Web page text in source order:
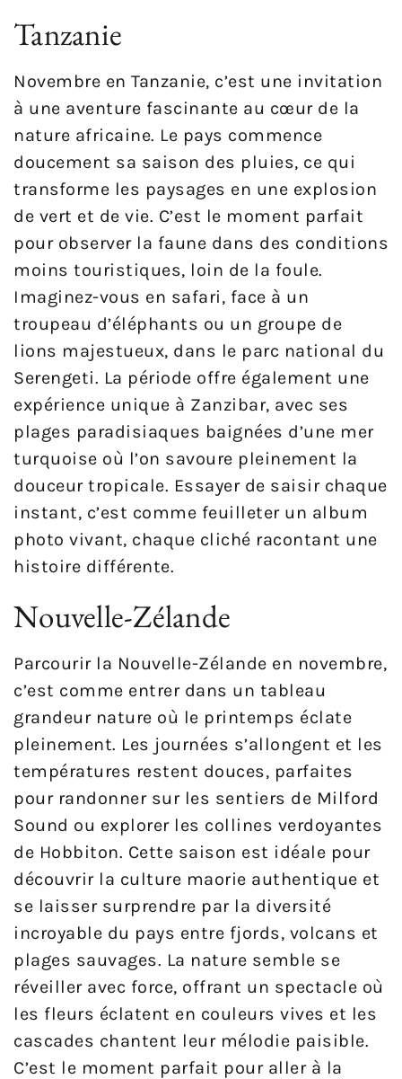
Tanzanie
Novembre en Tanzanie, c’est une invitation
à une aventure fascinante au cœur de la
nature africaine. Le pays commence
doucement sa saison des pluies, ce qui
transforme les paysages en une explosion
de vert et de vie. C’est le moment parfait
pour observer la faune dans des conditions
moins touristiques, loin de la foule.
Imaginez-vous en safari, face à un
troupeau d’éléphants ou un groupe de
lions majestueux, dans le parc national du
Serengeti. La période offre également une
expérience unique à Zanzibar, avec ses
plages paradisiaques baignées d’une mer
turquoise où l’on savoure pleinement la
douceur tropicale. Essayer de saisir chaque
instant, c’est comme feuilleter un album
photo vivant, chaque cliché racontant une
histoire différente.
Nouvelle-Zélande
Parcourir la Nouvelle-Zélande en novembre,
c’est comme entrer dans un tableau
grandeur nature où le printemps éclate
pleinement. Les journées s’allongent et les
températures restent douces, parfaites
pour randonner sur les sentiers de Milford
Sound ou explorer les collines verdoyantes
de Hobbiton. Cette saison est idéale pour
découvrir la culture maorie authentique et
se laisser surprendre par la diversité
incroyable du pays entre fjords, volcans et
plages sauvages. La nature semble se
réveiller avec force, offrant un spectacle où
les fleurs éclatent en couleurs vives et les
cascades chantent leur mélodie paisible.
C’est le moment parfait pour aller à la